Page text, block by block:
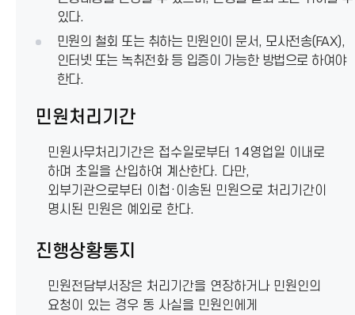
있다.
민원의 철회 또는 취하는 민원인이 문서, 모사전송(FAX),
인터넷 또는 녹취전화 등 입증이 가능한 방법으로 하여야
한다.
민원처리기간
민원사무처리기간은 접수일로부터 14영업일 이내로
하며 초일을 산입하여 계산한다. 다만,
외부기관으로부터 이첩·이송된 민원으로 처리기간이
명시된 민원은 예외로 한다.
진행상황통지
민원전담부서장은 처리기간을 연장하거나 민원인의
요청이 있는 경우 동 사실을 민원인에게